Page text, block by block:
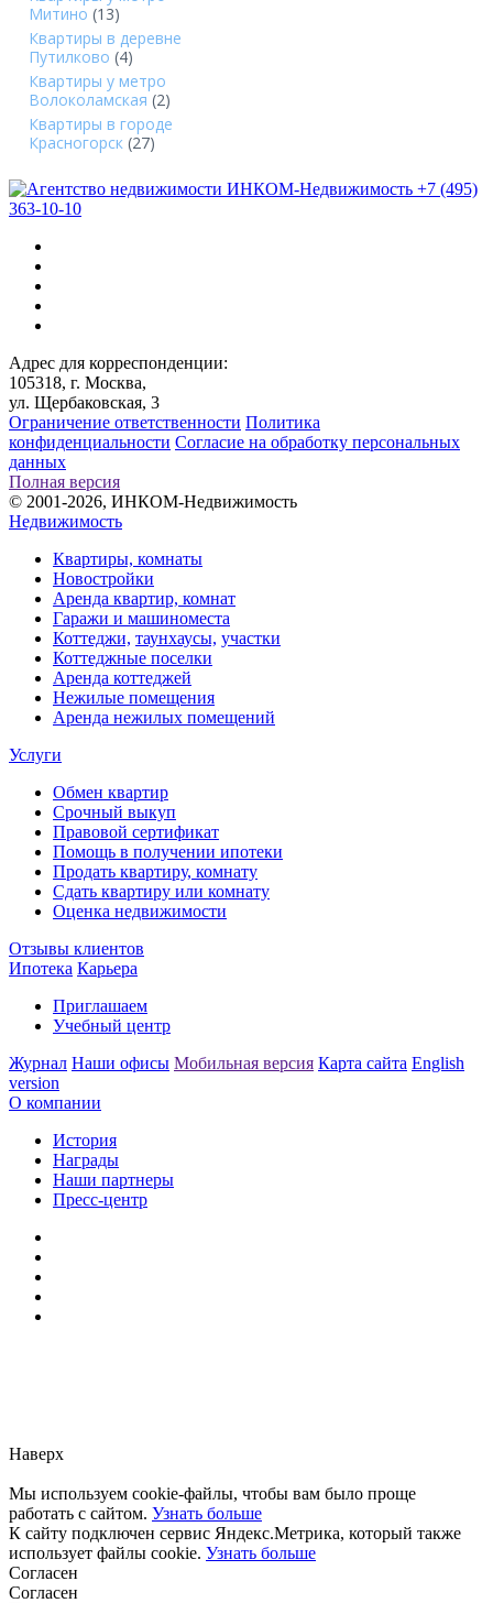
Митино (13)
Квартиры в деревне
Путилково (4)
Квартиры у метро
Волоколамская (2)
Квартиры в городе
Красногорск (27)
+7 (495)
363-10-10
Адрес для корреспонденции:
105318, г. Москва,
ул. Щербаковская, 3
Ограничение ответственности Политика
конфиденциальности Согласие на обработку персональных
данных
Полная версия
© 2001-2026, ИНКОМ-Недвижимость
Недвижимость
Квартиры, комнаты
Новостройки
Аренда квартир, комнат
Гаражи и машиноместа
Коттеджи, таунхаусы, участки
Коттеджные поселки
Аренда коттеджей
Нежилые помещения
Аренда нежилых помещений
Услуги
Обмен квартир
Срочный выкуп
Правовой сертификат
Помощь в получении ипотеки
Продать квартиру, комнату
Сдать квартиру или комнату
Оценка недвижимости
Отзывы клиентов
Ипотека Карьера
Приглашаем
Учебный центр
Журнал Наши офисы Мобильная версия Карта сайта English
version
О компании
История
Награды
Наши партнеры
Пресс-центр
Наверх
Мы используем cookie-файлы, чтобы вам было проще
работать с сайтом. Узнать больше
К сайту подключен сервис Яндекс.Метрика, который также
использует файлы cookie. Узнать больше
Согласен
Согласен